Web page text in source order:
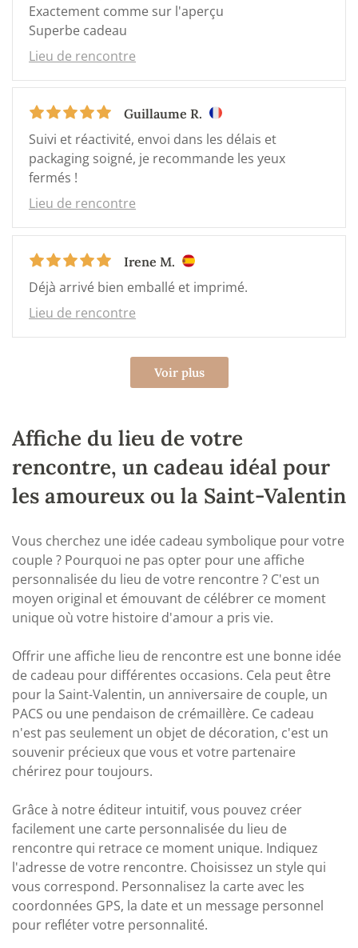
Exactement comme sur l'aperçu
Superbe cadeau
Lieu de rencontre
Guillaume R.
Suivi et réactivité, envoi dans les délais et
packaging soigné, je recommande les yeux
fermés !
Lieu de rencontre
Irene M.
Déjà arrivé bien emballé et imprimé.
Lieu de rencontre
Voir plus
Affiche du lieu de votre
rencontre, un cadeau idéal pour
les amoureux ou la Saint-Valentin
Vous cherchez une idée cadeau symbolique pour votre
couple ? Pourquoi ne pas opter pour une affiche
personnalisée du lieu de votre rencontre ? C'est un
moyen original et émouvant de célébrer ce moment
unique où votre histoire d'amour a pris vie.
Offrir une affiche lieu de rencontre est une bonne idée
de cadeau pour différentes occasions. Cela peut être
pour la Saint-Valentin, un anniversaire de couple, un
PACS ou une pendaison de crémaillère. Ce cadeau
n'est pas seulement un objet de décoration, c'est un
souvenir précieux que vous et votre partenaire
chérirez pour toujours.
Grâce à notre éditeur intuitif, vous pouvez créer
facilement une carte personnalisée du lieu de
rencontre qui retrace ce moment unique. Indiquez
l'adresse de votre rencontre. Choisissez un style qui
vous correspond. Personnalisez la carte avec les
coordonnées GPS, la date et un message personnel
pour refléter votre personnalité.